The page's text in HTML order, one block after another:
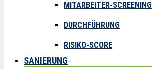
MITARBEITER-SCREENING
DURCHFÜHRUNG
RISIKO-SCORE
SANIERUNG